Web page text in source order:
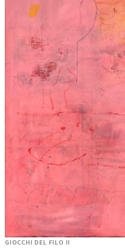
GIOCCHI DEL FILO II